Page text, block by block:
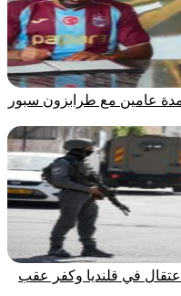
عامين مع طرابزون سبور
في قلنديا وكفر عقب